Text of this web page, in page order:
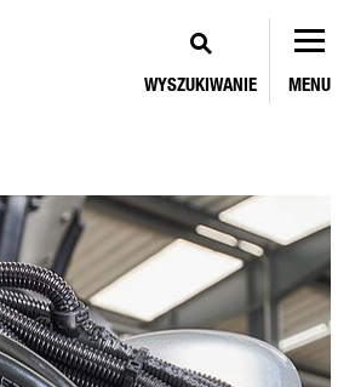
WYSZUKIWANIE MENU